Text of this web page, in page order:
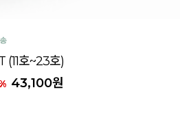
(11호~23호)
43,100원